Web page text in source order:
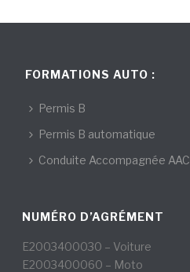
FORMATIONS AUTO :
Permis B
Permis B automatique
Conduite Accompagnée AAC
NUMÉRO D’AGRÉMENT
E2003400030 – Voiture
E2003400060 – Moto